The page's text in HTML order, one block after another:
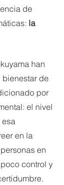
de
la
han
de
por
el nivel
esa
en la
en
control y